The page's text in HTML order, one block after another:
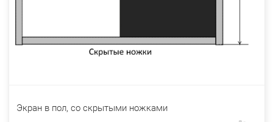
Экран в пол, со скрытыми ножками